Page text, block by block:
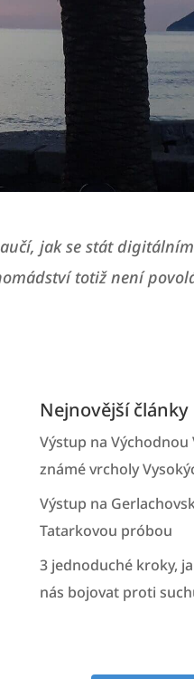
jak se stát
totiž není
Nejnovější články
Výstup na Východnou
známé vrcholy
Výstup na
Tatarkovou próbou
3 jednoduché kroky,
nás bojovat proti